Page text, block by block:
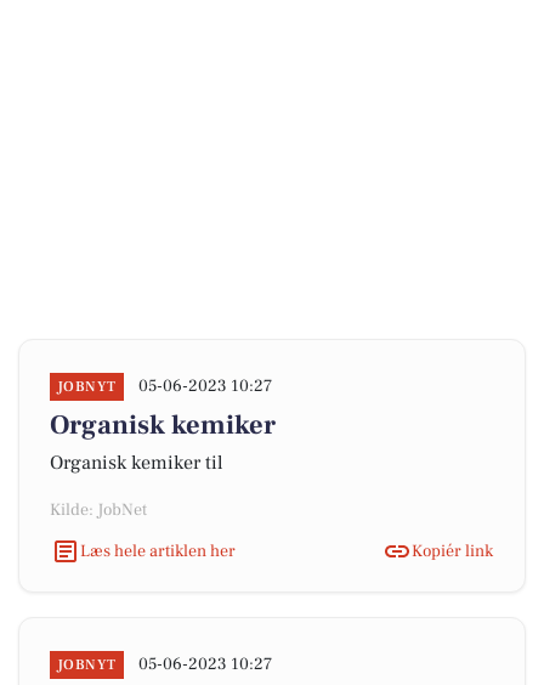
JOBNYT 05-06-2023 10:27
Organisk kemiker
Organisk kemiker til
Kilde: JobNet
Læs hele artiklen her
Kopiér link
JOBNYT 05-06-2023 10:27